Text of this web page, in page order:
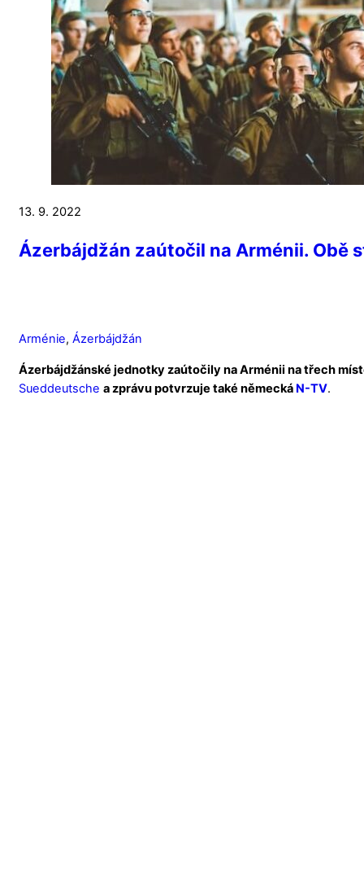
13. 9. 2022
Ázerbájdžán zaútočil na Arménii. Obě
Arménie, Ázerbájdžán
Ázerbájdžánské jednotky zaútočily na Arménii na třech
Sueddeutsche a zprávu potvrzuje také německá N-TV.